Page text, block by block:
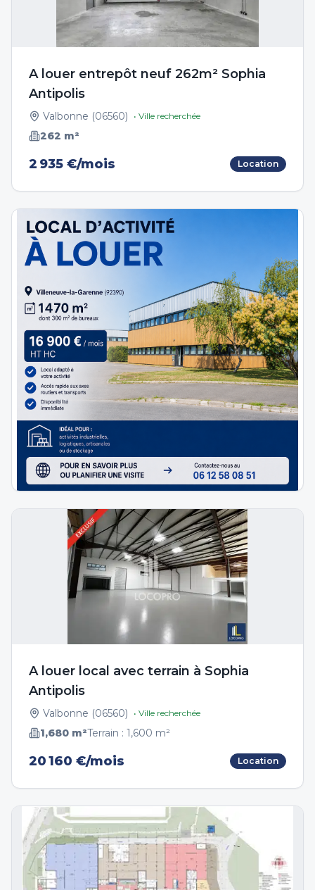
A louer entrepôt neuf 262m² Sophia
Antipolis
Valbonne (06560) • Ville recherchée
262 m²
2 935 €/mois Location
A louer local avec terrain à Sophia
Antipolis
Valbonne (06560) • Ville recherchée
1,680 m²Terrain : 1,600 m²
20 160 €/mois Location